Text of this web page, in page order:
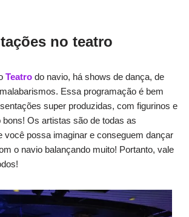
no teatro
Teatro do navio, há shows de dança, de
Essa programação é bem
super produzidas, com figurinos e
bons! Os artistas são de todas as
você possa imaginar e conseguem dançar
o navio balançando muito! Portanto, vale